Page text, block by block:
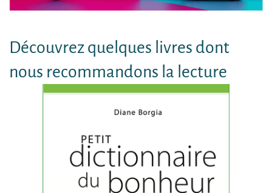
Découvrez quelques livres dont
nous recommandons la lecture